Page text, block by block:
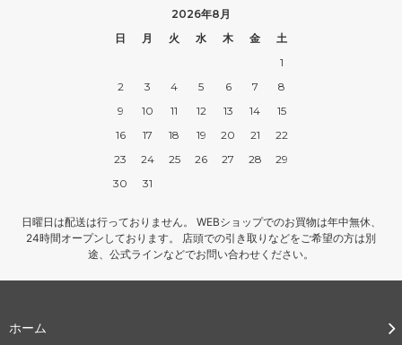
2026年8月
日
月 火 水 木 金
土
1
2
3 4 5 6 7
8
9
10 11 12 13 14
15
16
17 18 19 20 21
22
23
24 25 26 27 28
29
30
31
日曜日は配送は行っておりません。 WEBショップでのお買物は年中無休、
24時間オープンしております。 店頭での引き取りなどをご希望の方は別
途、公式ラインなどでお問い合わせください。
ホーム